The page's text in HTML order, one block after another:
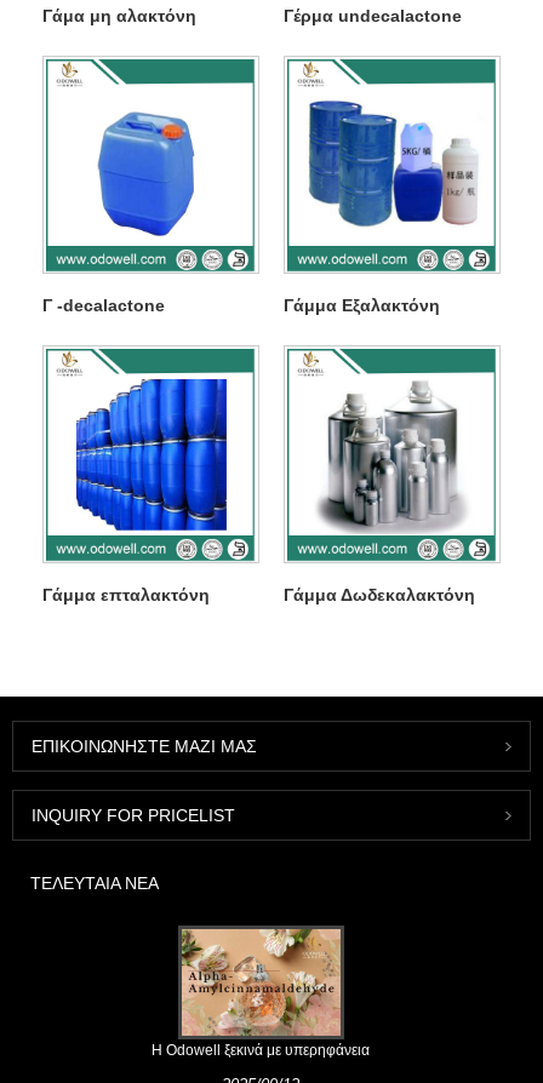
Γάμα μη αλακτόνη Γέρμα undecalactone
Γ -decalactone Γάμμα Εξαλακτόνη
Γάμμα επταλακτόνη Γάμμα Δωδεκαλακτόνη
ΕΠΙΚΟΙΝΩΝΉΣΤΕ ΜΑΖΊ ΜΑΣ
INQUIRY FOR PRICELIST
ΤΕΛΕΥΤΑΊΑ ΝΈΑ
Η Odowell ξεκινά με υπερηφάνεια